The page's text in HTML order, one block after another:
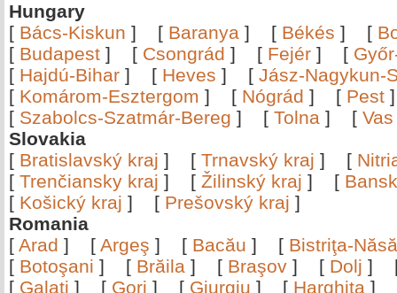
Hungary
[ Bács-Kiskun ] [ Baranya ] [ Békés ] [
[ Budapest ] [ Csongrád ] [ Fejér ] [
[ Hajdú-Bihar ] [ Heves ] [ Jász-Nagykun-
[ Komárom-Esztergom ] [ Nógrád ] [ Pest
[ Szabolcs-Szatmár-Bereg ] [ Tolna ] [ Vas
Slovakia
[ Bratislavský kraj ] [ Trnavský kraj ] [
[ Trenčiansky kraj ] [ Žilinský kraj ] [
[ Košický kraj ] [ Prešovský kraj ]
Romania
[ Arad ] [ Argeş ] [ Bacău ] [ Bistriţa-
[ Botoşani ] [ Brăila ] [ Braşov ] [ Dolj ]
[ Galaţi ] [ Gorj ] [ Giurgiu ] [ Harghita ]